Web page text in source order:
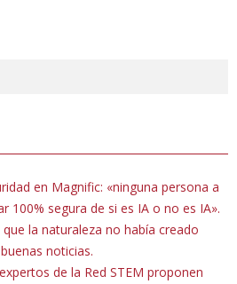
en Magnific: «ninguna persona a
100% segura de si es IA o no es IA».
la naturaleza no había creado
noticias.
de la Red STEM proponen